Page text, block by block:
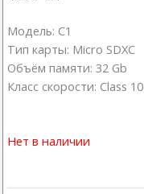
Модель: C1
Тип карты: Micro SDXC
Объём памяти: 32 Gb
Класс скорости: Class 10
Нет в наличии